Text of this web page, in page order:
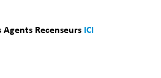
Recenseurs ICI